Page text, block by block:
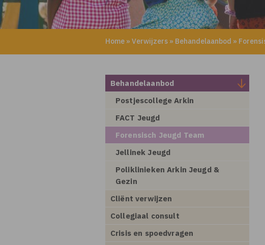
Home » Verwijzers » Behandelaanbod »
Behandelaanbod
Postjescollege Arkin
FACT Jeugd
Forensisch Jeugd Team
Jellinek Jeugd
Poliklinieken Arkin Jeugd &
Gezin
Cliënt verwijzen
Collegiaal consult
Crisis en spoedvragen